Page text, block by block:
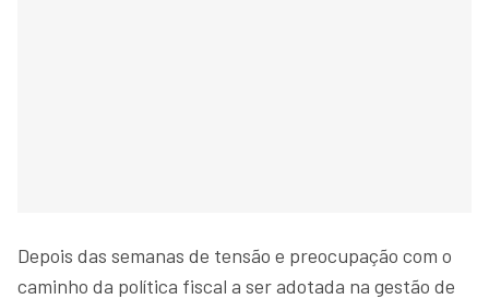
Depois das semanas de tensão e preocupação com o
caminho da política fiscal a ser adotada na gestão de